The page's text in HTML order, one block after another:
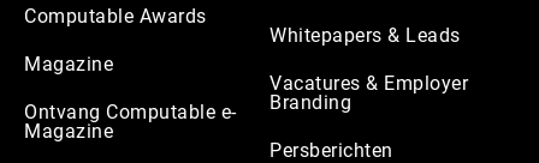
Computable Awards
Magazine
Ontvang Computable e-
Magazine
Whitepapers & Leads
Vacatures & Employer
Branding
Persberichten